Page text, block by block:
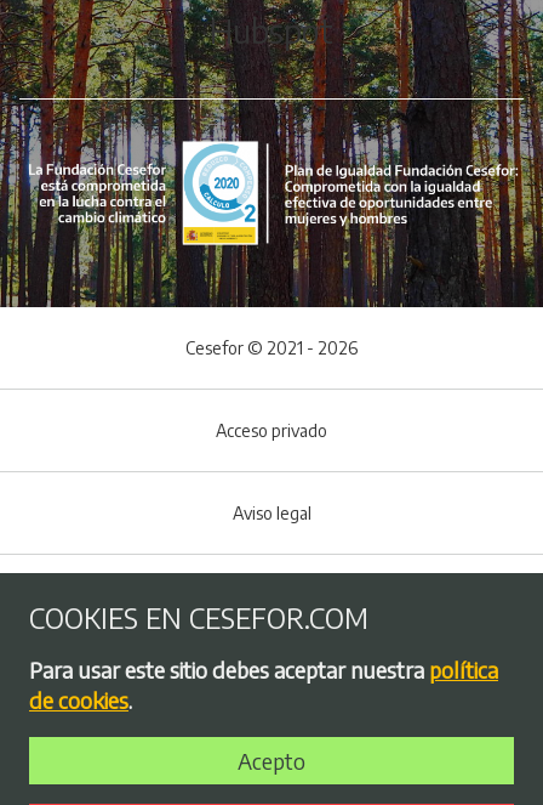
Hubspot
Menú del pie
Cesefor © 2021 - 2026
Acceso privado
Aviso legal
Política de privacidad
Bolsa de empleo
COOKIES EN CESEFOR.COM
Para usar este sitio debes aceptar nuestra política
de cookies.
Acepto